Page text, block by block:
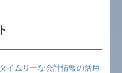
イムリーな会計情報の活用